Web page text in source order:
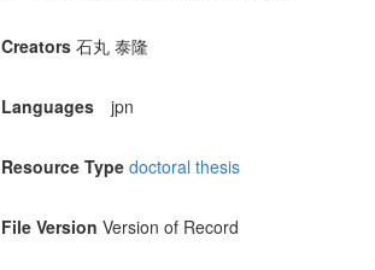
Creators 石丸 泰隆
Languages jpn
Resource Type doctoral thesis
File Version Version of Record